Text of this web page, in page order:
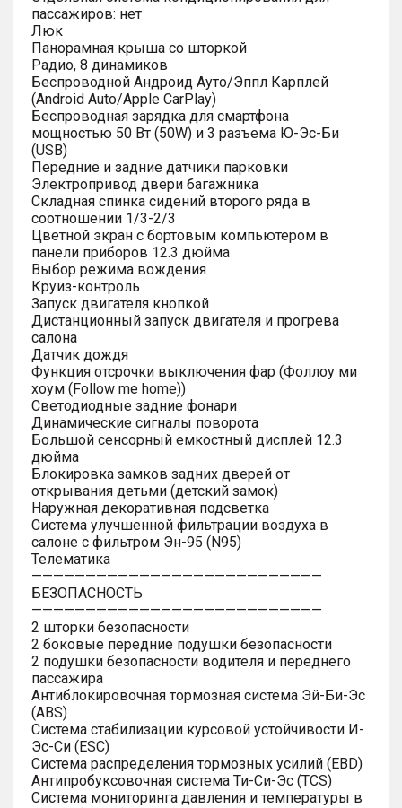
пассажиров: нет
Люк
Панорамная крыша со шторкой
Радио, 8 динамиков
Беспроводной Андроид Ауто/Эппл Карплей
(Android Auto/Apple CarPlay)
Беспроводная зарядка для смартфона
мощностью 50 Вт (50W) и 3 разъема Ю-Эс-Би
(USB)
Передние и задние датчики парковки
Электропривод двери багажника
Складная спинка сидений второго ряда в
соотношении 1/3-2/3
Цветной экран с бортовым компьютером в
панели приборов 12.3 дюйма
Выбор режима вождения
Круиз-контроль
Запуск двигателя кнопкой
Дистанционный запуск двигателя и прогрева
салона
Датчик дождя
Функция отсрочки выключения фар (Фоллоу ми
хоум (Follow me home))
Светодиодные задние фонари
Динамические сигналы поворота
Большой сенсорный емкостный дисплей 12.3
дюйма
Блокировка замков задних дверей от
открывания детьми (детский замок)
Наружная декоративная подсветка
Система улучшенной фильтрации воздуха в
салоне с фильтром Эн-95 (N95)
Телематика
———————————————————————————
БЕЗОПАСНОСТЬ
———————————————————————————
2 шторки безопасности
2 боковые передние подушки безопасности
2 подушки безопасности водителя и переднего
пассажира
Антиблокировочная тормозная система Эй-Би-Эс
(ABS)
Система стабилизации курсовой устойчивости И-
Эс-Си (ESC)
Система распределения тормозных усилий (EBD)
Антипробуксовочная система Ти-Си-Эс (TCS)
Система мониторинга давления и температуры в